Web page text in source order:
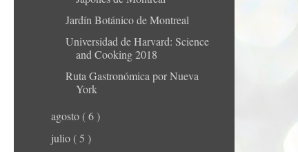
Jardín Botánico de Montreal
Universidad de Harvard: Science
and Cooking 2018
Ruta Gastronómica por Nueva
York
agosto ( 6 )
julio ( 5 )